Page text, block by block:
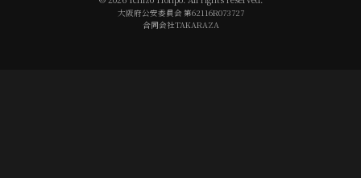
大阪府公安委員会 第62116R073727
合同会社TAKARAZA